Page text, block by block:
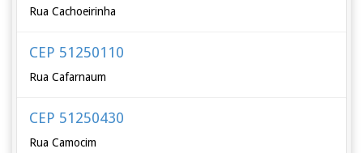
Rua Cachoeirinha
CEP 51250110
Rua Cafarnaum
CEP 51250430
Rua Camocim